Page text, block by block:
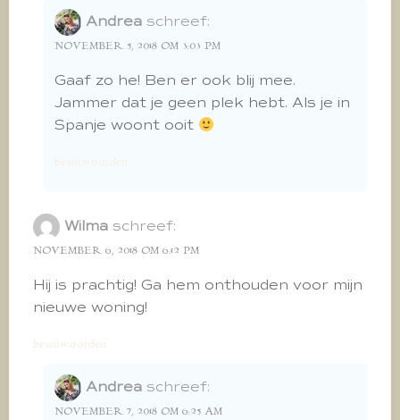
Andrea schreef:
NOVEMBER 5, 2018 OM 3:03 PM
Gaaf zo he! Ben er ook blij mee.
Jammer dat je geen plek hebt. Als je in
Spanje woont ooit
beantwoorden
Wilma schreef:
NOVEMBER 6, 2018 OM 6:12 PM
Hij is prachtig! Ga hem onthouden voor mijn
nieuwe woning!
beantwoorden
Andrea schreef:
NOVEMBER 7, 2018 OM 6:25 AM